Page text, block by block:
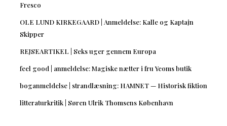
Fresco
OLE LUND KIRKEGAARD | Anmeldelse: Kalle og Kaptajn
Skipper
REJSEARTIKEL | Seks uger gennem Europa
feel good | anmeldelse: Magiske nætter i fru Yeoms butik
boganmeldelse | strandlæsning: HAMNET — Historisk fiktion
litteraturkritik | Søren Ulrik Thomsens København